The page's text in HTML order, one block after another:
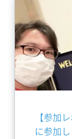
【参加
に参加